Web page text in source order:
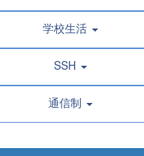
学校生活
SSH
通信制